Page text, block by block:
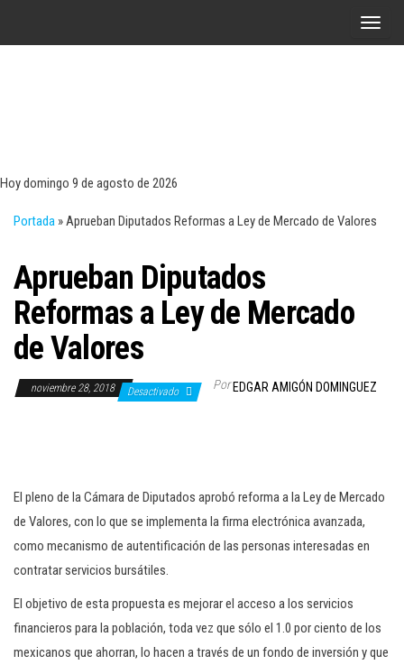
A
l
a
n
Hoy domingo 9 de agosto de 2026
Portada »Aprueban Diputados Reformas a Ley de Mercado de Valores
Aprueban Diputados
Reformas a Ley de Mercado
de Valores
noviembre 28, 2018 Desactivado Por EDGAR AMIGÓN DOMINGUEZ
El pleno de la Cámara de Diputados aprobó reforma a la Ley de Mercado
de Valores, con lo que se implementa la firma electrónica avanzada,
como mecanismo de autentificación de las personas interesadas en
contratar servicios bursátiles.
El objetivo de esta propuesta es mejorar el acceso a los servicios
financieros para la población, toda vez que sólo el 1.0 por ciento de los
mexicanos que ahorran, lo hacen a través de un fondo de inversión y que